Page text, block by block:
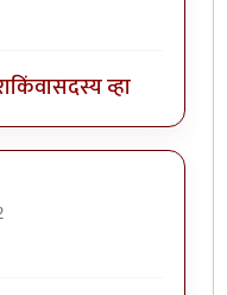
किंवासदस्य व्हा